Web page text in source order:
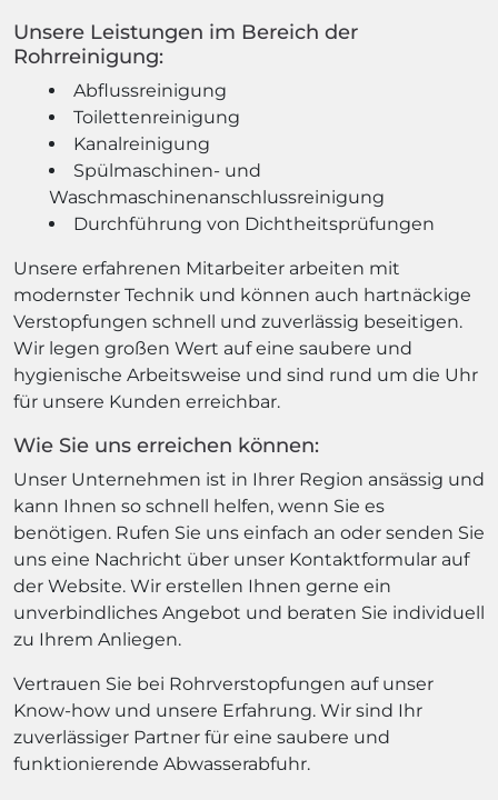
Unsere Leistungen im Bereich der
Rohrreinigung:
Abflussreinigung
Toilettenreinigung
Kanalreinigung
Spülmaschinen- und
Waschmaschinenanschlussreinigung
Durchführung von Dichtheitsprüfungen
Unsere erfahrenen Mitarbeiter arbeiten mit
modernster Technik und können auch hartnäckige
Verstopfungen schnell und zuverlässig beseitigen.
Wir legen großen Wert auf eine saubere und
hygienische Arbeitsweise und sind rund um die Uhr
für unsere Kunden erreichbar.
Wie Sie uns erreichen können:
Unser Unternehmen ist in Ihrer Region ansässig und
kann Ihnen so schnell helfen, wenn Sie es
benötigen. Rufen Sie uns einfach an oder senden Sie
uns eine Nachricht über unser Kontaktformular auf
der Website. Wir erstellen Ihnen gerne ein
unverbindliches Angebot und beraten Sie individuell
zu Ihrem Anliegen.
Vertrauen Sie bei Rohrverstopfungen auf unser
Know-how und unsere Erfahrung. Wir sind Ihr
zuverlässiger Partner für eine saubere und
funktionierende Abwasserabfuhr.